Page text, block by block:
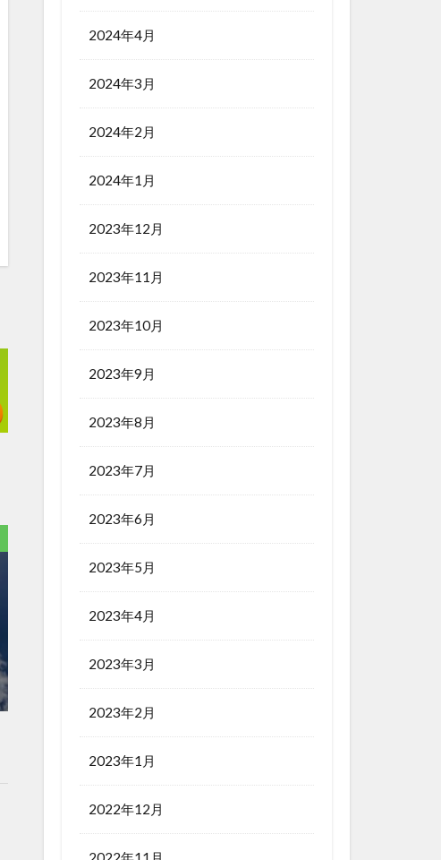
2024年4月
2024年3月
2024年2月
2024年1月
2023年12月
2023年11月
2023年10月
2023年9月
2023年8月
2023年7月
2023年6月
2023年5月
2023年4月
2023年3月
2023年2月
2023年1月
2022年12月